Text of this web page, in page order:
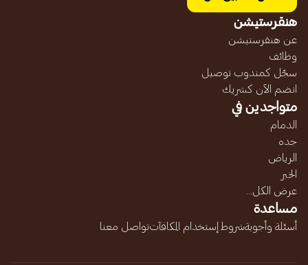
هنقرستيشن
عن هنقرستيشن
وظائف
سجّل كمندوب توصيل
انضم الآن كشريك
متواجدين في
الدمام
جده
الرياض
الخبر
عرض الكل...
مساعدة
أسئلة وأجوبةشروط إستخدام المكافآتتواصل معنا